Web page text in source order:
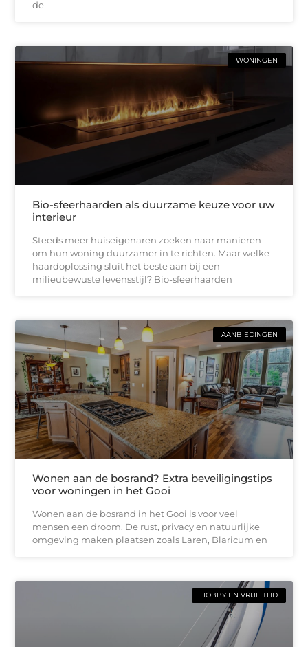
de
WONINGEN
Bio-sfeerhaarden als duurzame keuze voor uw
interieur
Steeds meer huiseigenaren zoeken naar manieren
om hun woning duurzamer in te richten. Maar welke
haardoplossing sluit het beste aan bij een
milieubewuste levensstijl? Bio-sfeerhaarden
AANBIEDINGEN
Wonen aan de bosrand? Extra beveiligingstips
voor woningen in het Gooi
Wonen aan de bosrand in het Gooi is voor veel
mensen een droom. De rust, privacy en natuurlijke
omgeving maken plaatsen zoals Laren, Blaricum en
HOBBY EN VRIJE TIJD